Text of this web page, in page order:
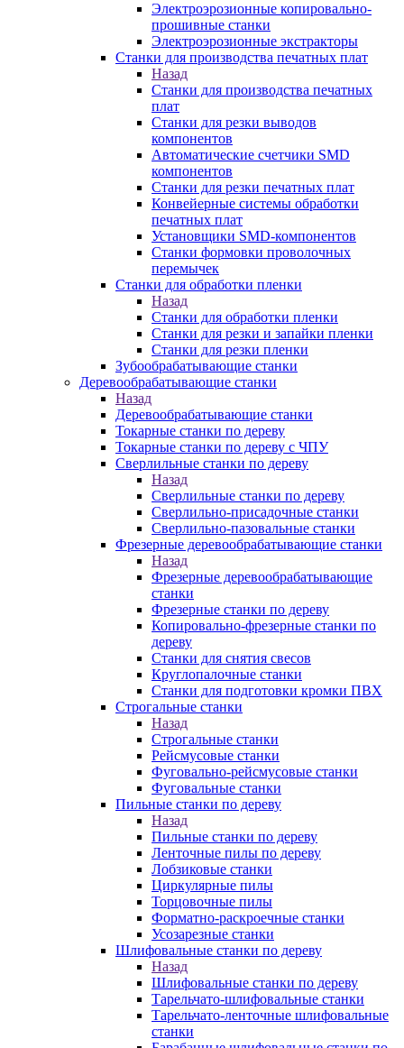
Электроэрозионные копировально-
прошивные станки
Электроэрозионные экстракторы
Станки для производства печатных плат
Назад
Станки для производства печатных
плат
Станки для резки выводов
компонентов
Автоматические счетчики SMD
компонентов
Станки для резки печатных плат
Конвейерные системы обработки
печатных плат
Установщики SMD-компонентов
Станки формовки проволочных
перемычек
Станки для обработки пленки
Назад
Станки для обработки пленки
Станки для резки и запайки пленки
Станки для резки пленки
Зубообрабатывающие станки
Деревообрабатывающие станки
Назад
Деревообрабатывающие станки
Токарные станки по дереву
Токарные станки по дереву с ЧПУ
Сверлильные станки по дереву
Назад
Сверлильные станки по дереву
Сверлильно-присадочные станки
Сверлильно-пазовальные станки
Фрезерные деревообрабатывающие станки
Назад
Фрезерные деревообрабатывающие
станки
Фрезерные станки по дереву
Копировально-фрезерные станки по
дереву
Станки для снятия свесов
Круглопалочные станки
Станки для подготовки кромки ПВХ
Строгальные станки
Назад
Строгальные станки
Рейсмусовые станки
Фуговально-рейсмусовые станки
Фуговальные станки
Пильные станки по дереву
Назад
Пильные станки по дереву
Ленточные пилы по дереву
Лобзиковые станки
Циркулярные пилы
Торцовочные пилы
Форматно-раскроечные станки
Усозарезные станки
Шлифовальные станки по дереву
Назад
Шлифовальные станки по дереву
Тарельчато-шлифовальные станки
Тарельчато-ленточные шлифовальные
станки